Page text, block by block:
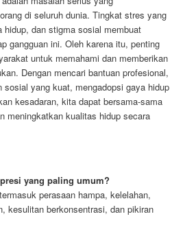
di seluruh dunia. Tingkat stres yang
hidup, dan stigma sosial membuat
gangguan ini. Oleh karena itu, penting
untuk memahami dan memberikan
Dengan mencari bantuan profesional,
sosial yang kuat, mengadopsi gaya hidup
kesadaran, kita dapat bersama-sama
meningkatkan kualitas hidup secara
yang paling umum?
perasaan hampa, kelelahan,
kesulitan berkonsentrasi, dan pikiran